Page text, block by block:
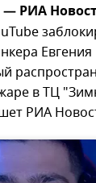
РИА
в ТЦ
РИА